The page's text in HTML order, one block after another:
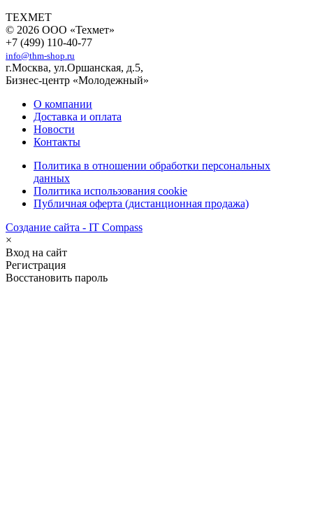
ТЕХМЕТ
© 2026 ООО «Техмет»
+7 (499) 110-40-77
info@thm-shop.ru
г.Москва, ул.Оршанская, д.5,
Бизнес-центр «Молодежный»
О компании
Доставка и оплата
Новости
Контакты
Политика в отношении обработки персональных
данных
Политика использования cookie
Публичная оферта (дистанционная продажа)
Создание сайта - IT Compass
×
Вход на сайт
Регистрация
Восстановить пароль